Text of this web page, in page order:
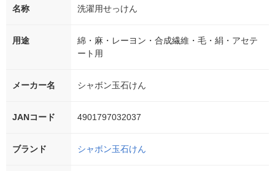
名称 洗濯用せっけん
用途
綿・麻・レーヨン・合成繊維・毛・絹・アセテ
ート用
メーカー名 シャボン玉石けん
JANコード 4901797032037
ブランド シャボン玉石けん